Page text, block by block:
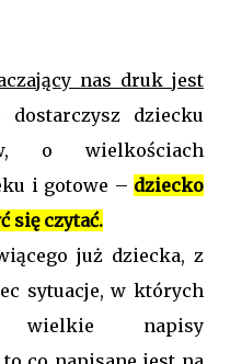
nas druk jest
dostarczysz dziecku
o wielkościach
i gotowe – dziecko
się czytać.
już dziecka, z
sytuacje, w których
wielkie napisy